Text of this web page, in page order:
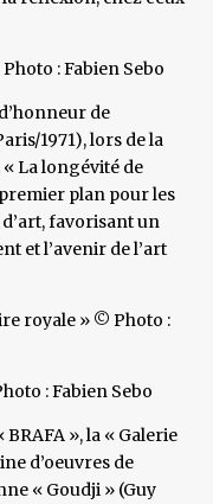
: Fabien Sebo
de
1971), lors de la
La longévité de
premier plan pour les
favorisant un
et l’avenir de l’art
royale » © Photo :
: Fabien Sebo
», la « Galerie
d’oeuvres de
« Goudji » (Guy